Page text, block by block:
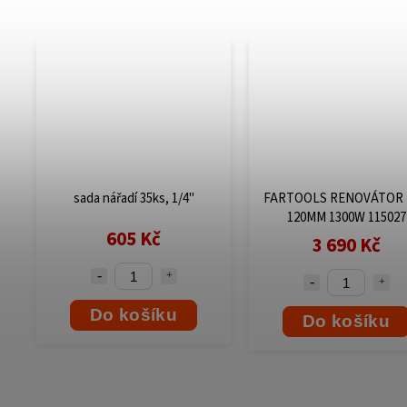
sada nářadí 35ks, 1/4"
605 Kč
Do košíku
FARTOOLS RENOVÁTOR
120MM 1300W 115027
3 690 Kč
Do košíku